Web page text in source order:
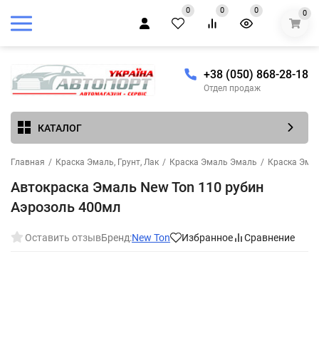
0 0 0 0
+38 (050) 868-28-18
Отдел продаж
КАТАЛОГ
Главная / Краска Эмаль, Грунт, Лак / Краска Эмаль Эмаль / Краска
Автокраска Эмаль New Ton 110 рубин
Аэрозоль 400мл
Оставить отзывБренд:New Ton Избранное Сравнение